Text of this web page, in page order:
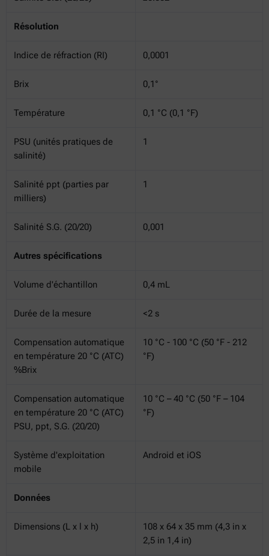
Résolution
Indice de réfraction (RI) 0,0001
Brix 0,1°
Température 0,1 °C (0,1 °F)
PSU (unités pratiques de
salinité)
1
Salinité ppt (parties par
milliers)
1
Salinité S.G. (20/20) 0,001
Autres spécifications
Volume d'échantillon 0,4 mL
Durée de la mesure <2 s
Compensation automatique
en température 20 °C (ATC)
%Brix
10 °C - 100 °C (50 °F - 212
°F)
Compensation automatique
en température 20 °C (ATC)
PSU, ppt, S.G. (20/20)
10 °C – 40 °C (50 °F – 104
°F)
Système d'exploitation
mobile
Android et iOS
Données
Dimensions (L x l x h)
108 x 64 x 35 mm (4,3 in x
2,5 in 1,4 in)